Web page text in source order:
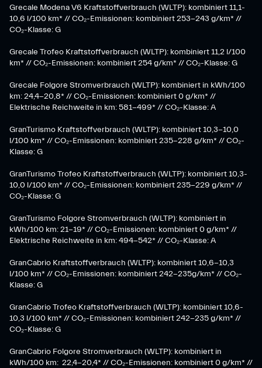
Grecale Modena V6 Kraftstoffverbrauch (WLTP): kombiniert 11,1-
10,6 l/100 km* // CO₂-Emissionen: kombiniert 253-243 g/km* //
CO₂-Klasse: G
Grecale Trofeo Kraftstoffverbrauch (WLTP): kombiniert 11,2 l/100
km* // CO₂-Emissionen: kombiniert 254 g/km* // CO₂-Klasse: G
Grecale Folgore Stromverbrauch (WLTP): kombiniert in kWh/100
km: 24,4-20,8* // CO₂-Emissionen: kombiniert 0 g/km* //
Elektrische Reichweite in km: 581-499* // CO₂-Klasse: A
GranTurismo Kraftstoffverbrauch (WLTP): kombiniert 10,3-10,0
l/100 km* // CO₂-Emissionen: kombiniert 235-228 g/km* // CO₂-
Klasse: G
GranTurismo Trofeo Kraftstoffverbrauch (WLTP): kombiniert 10,3-
10,0 l/100 km* // CO₂-Emissionen: kombiniert 235-229 g/km* //
CO₂-Klasse: G
GranTurismo Folgore Stromverbrauch (WLTP): kombiniert in
kWh/100 km: 21-19* // CO₂-Emissionen: kombiniert 0 g/km* //
Elektrische Reichweite in km: 494-542* // CO₂-Klasse: A
GranCabrio Kraftstoffverbrauch (WLTP): kombiniert 10,6-10,3
l/100 km* // CO₂-Emissionen: kombiniert 242-235g/km* // CO₂-
Klasse: G
GranCabrio Trofeo Kraftstoffverbrauch (WLTP): kombiniert 10,6-
10,3 l/100 km* // CO₂-Emissionen: kombiniert 242-235 g/km* //
CO₂-Klasse: G
GranCabrio Folgore Stromverbrauch (WLTP): kombiniert in
kWh/100 km: 22,4-20,4* // CO₂-Emissionen: kombiniert 0 g/km* //